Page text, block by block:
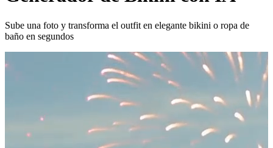
Sube una foto y transforma el outfit en elegante bikini o ropa de
baño en segundos